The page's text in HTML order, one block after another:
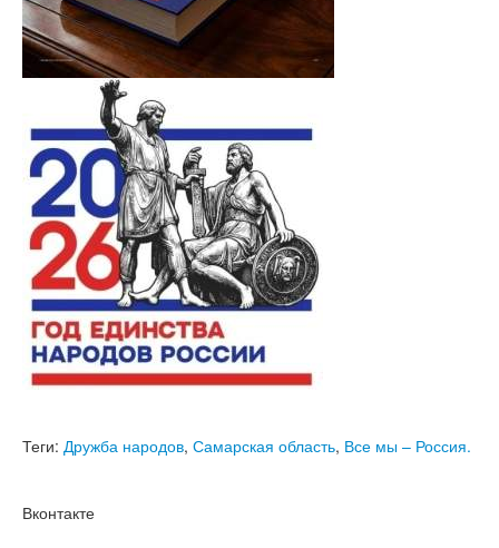
Теги: Дружба народов, Самарская область, Все мы – Россия.
Вконтакте